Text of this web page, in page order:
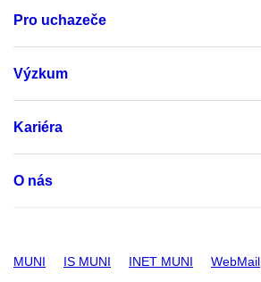
Pro uchazeče
Výzkum
Kariéra
O nás
MUNI IS MUNI INET MUNI WebMail